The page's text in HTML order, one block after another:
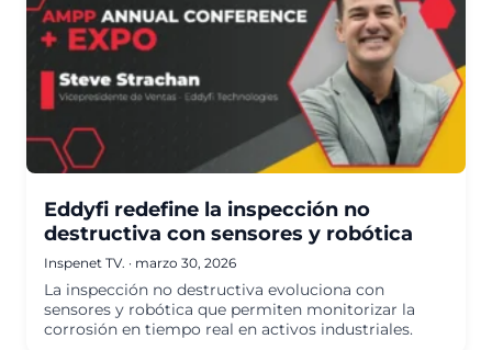
Eddyfi redefine la inspección no
destructiva con sensores y robótica
Inspenet TV. · marzo 30, 2026
La inspección no destructiva evoluciona con
sensores y robótica que permiten monitorizar la
corrosión en tiempo real en activos industriales.